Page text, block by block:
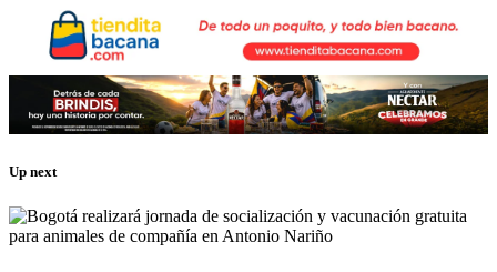
Up next